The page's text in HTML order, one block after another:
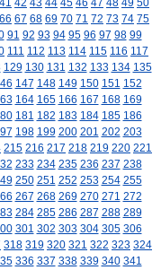
41 42 43 44 45 46 47 48 49 50
66 67 68 69 70 71 72 73 74 75
91 92 93 94 95 96 97 98 99
111 112 113 114 115 116 117
129 130 131 132 133 134 135
147 148 149 150 151 152
164 165 166 167 168 169
181 182 183 184 185 186
198 199 200 201 202 203
215 216 217 218 219 220 221
233 234 235 236 237 238
250 251 252 253 254 255
267 268 269 270 271 272
284 285 286 287 288 289
301 302 303 304 305 306
318 319 320 321 322 323 324
336 337 338 339 340 341